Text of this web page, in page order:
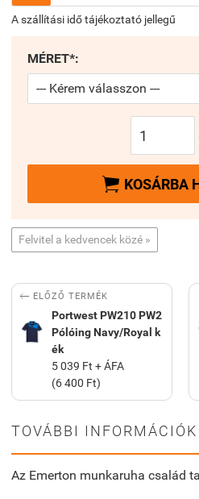
A szállítási idő tájékoztató jellegű
MÉRET*:
 KOSÁRBA
Felvitel a kedvencek közé »
 ELŐZŐ TERMÉK
Portwest PW210 PW2
Pólóing Navy/Royal k
ék
5 039 Ft + ÁFA
(6 400 Ft)
TOVÁBBI
Az Emerton munkaruha család